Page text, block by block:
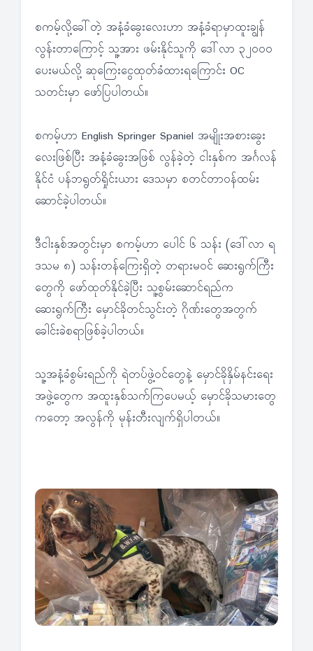
စကမ့်လို့ခေါ်တဲ့ အနံ့ခံခွေးလေးဟာ အနံ့ခံရာမှာထူးချွန်
လွန်းတာကြောင့် သူ့အား ဖမ်းနိုင်သူကို ဒေါ်လာ ၃၂၀၀၀
ပေးမယ်လို့ ဆုကြေးငွေထုတ်ခံထားရကြောင်း OC
သတင်းမှာ ဖော်ပြပါတယ်။
စကမ့်ဟာ English Springer Spaniel အမျိုးအစားခွေး
လေးဖြစ်ပြီး အနံ့ခံခွေးအဖြစ် လွန်ခဲ့တဲ့ ငါးနှစ်က အင်္ဂလန်
နိုင်ငံ ပန်ဘရွတ်ရှိုင်းယား ဒေသမှာ စတင်တာဝန်ထမ်း
ဆောင်ခဲ့ပါတယ်။
ဒီငါးနှစ်အတွင်းမှာ စကမ့်ဟာ ပေါင် ၆ သန်း (ဒေါ်လာ ရ
ဒသမ ၈) သန်းတန်ကြေးရှိတဲ့ တရားမဝင် ဆေးရွက်ကြီး
တွေကို ဖော်ထုတ်နိုင်ခဲ့ပြီး သူ့စွမ်းဆောင်ရည်က
ဆေးရွက်ကြီး မှောင်ခိုတင်သွင်းတဲ့ ဂိုဏ်းတွေအတွက်
ခေါင်းခဲစရာဖြစ်ခဲ့ပါတယ်။
သူ့အနံ့ခံစွမ်းရည်ကို ရဲတပ်ဖွဲ့ဝင်တွေနဲ့ မှောင်ခိုနှိမ်နင်းရေး
အဖွဲ့တွေက အထူးနှစ်သက်ကြပေမယ့် မှောင်ခိုသမားတွေ
ကတော့ အလွန်ကို မုန်းတီးလျက်ရှိပါတယ်။